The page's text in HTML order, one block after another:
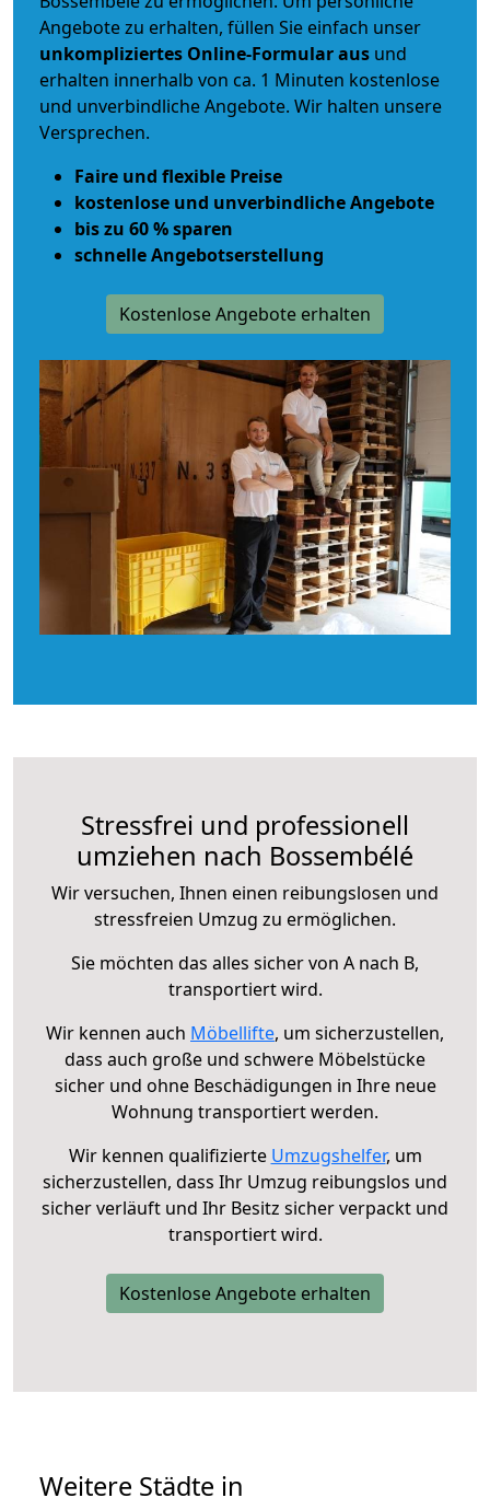
Angebote zu erhalten, füllen Sie einfach unser
unkompliziertes Online-Formular aus und
erhalten innerhalb von ca. 1 Minuten kostenlose
und unverbindliche Angebote. Wir halten unsere
Versprechen.
Faire und flexible Preise
kostenlose und unverbindliche Angebote
bis zu 60 % sparen
schnelle Angebotserstellung
Kostenlose Angebote erhalten
Stressfrei und professionell
umziehen nach Bossembélé
Wir versuchen, Ihnen einen reibungslosen und
stressfreien Umzug zu ermöglichen.
Sie möchten das alles sicher von A nach B,
transportiert wird.
Wir kennen auch Möbellifte, um sicherzustellen,
dass auch große und schwere Möbelstücke
sicher und ohne Beschädigungen in Ihre neue
Wohnung transportiert werden.
Wir kennen qualifizierte Umzugshelfer, um
sicherzustellen, dass Ihr Umzug reibungslos und
sicher verläuft und Ihr Besitz sicher verpackt und
transportiert wird.
Kostenlose Angebote erhalten
Weitere Städte in